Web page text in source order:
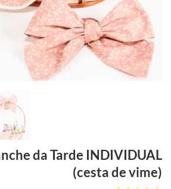
da Tarde INDIVIDUAL
(cesta de vime)